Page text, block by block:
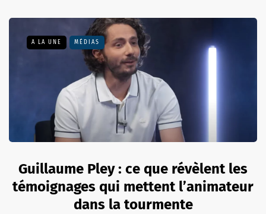
A LA UNE MÉDIAS
Guillaume Pley : ce que révèlent les
témoignages qui mettent l’animateur
dans la tourmente